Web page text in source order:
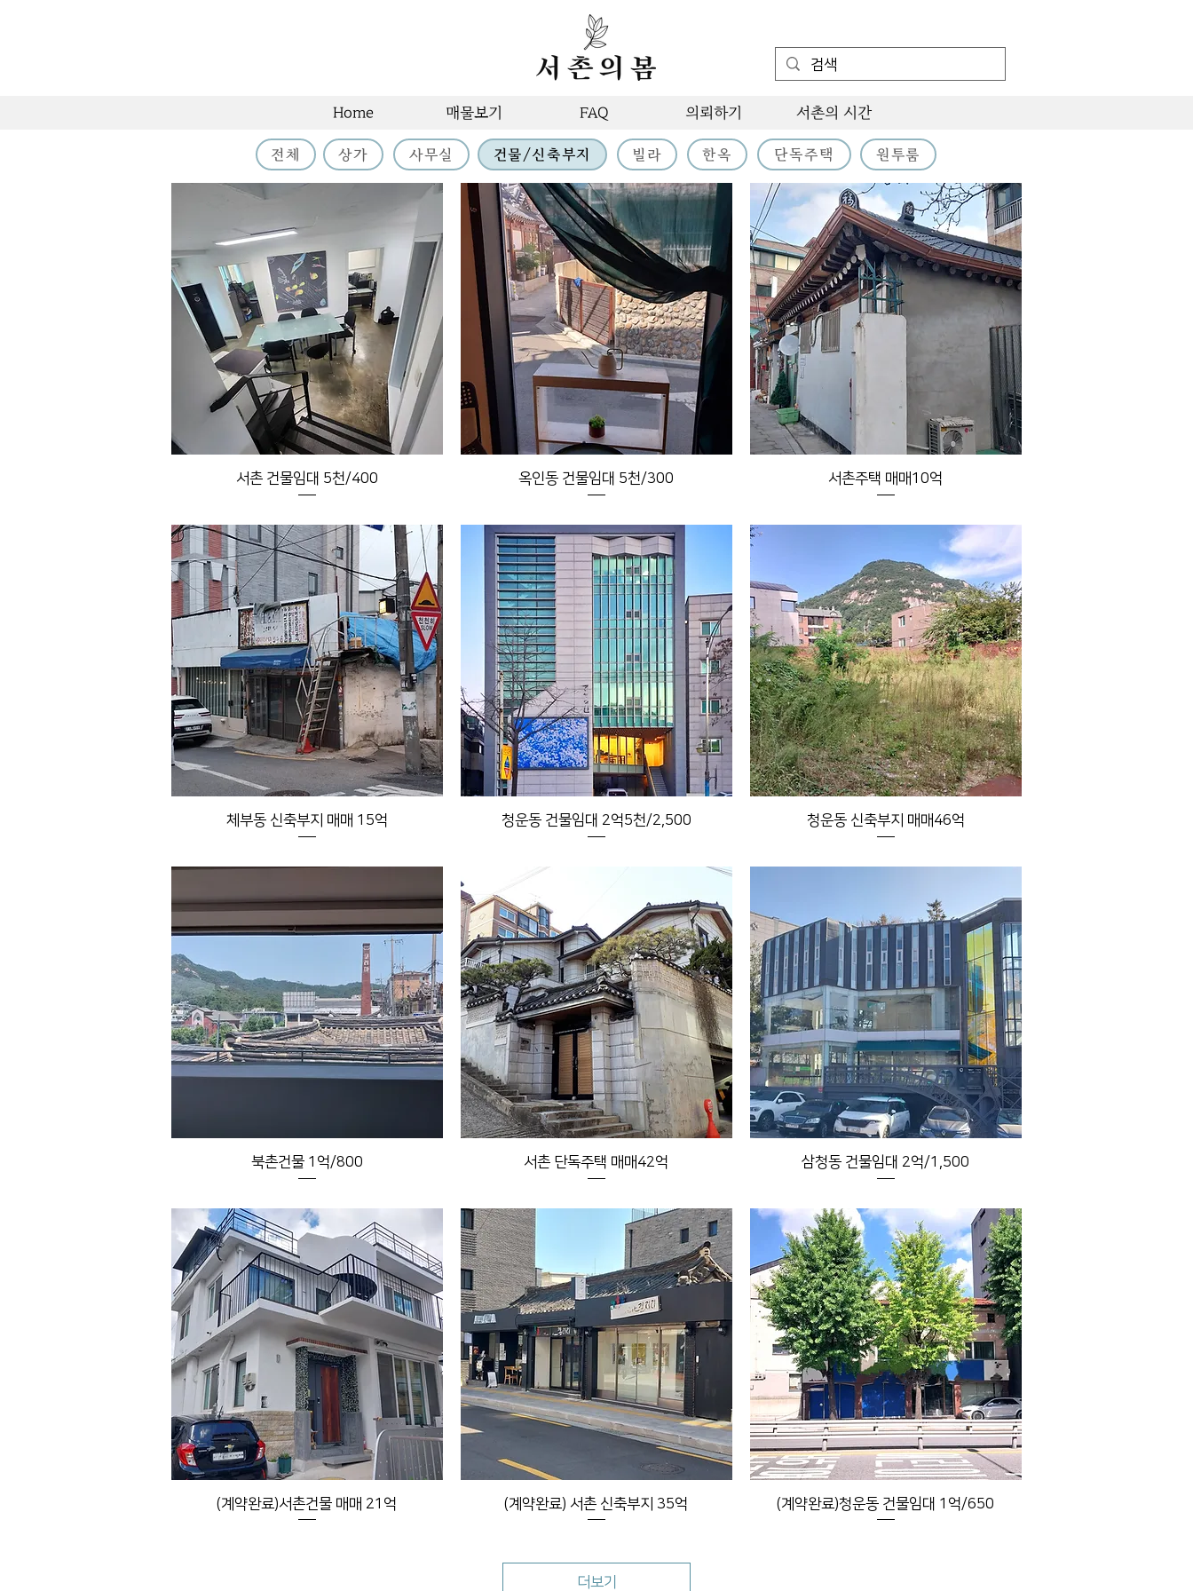
Home 매물보기 FAQ 의뢰하기 서촌의 시간
전체 상가 사무실 건물/신축부지 빌라 한옥 단독주택 원투룸
서촌 건물임대 5천/400 옥인동 건물임대 5천/300 서촌주택 매매10억
체부동 신축부지 매매 15억 청운동 건물임대 2억5천/2,500 청운동 신축부지 매매46억
북촌건물 1억/800 서촌 단독주택 매매42억 삼청동 건물임대 2억/1,500
(계약완료)서촌건물 매매 21억 (계약완료) 서촌 신축부지 35억 (계약완료)청운동 건물임대 1억/650
더보기